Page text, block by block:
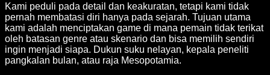
Kami peduli pada detail dan keakuratan, tetapi kami tidak
pernah membatasi diri hanya pada sejarah. Tujuan utama
kami adalah menciptakan game di mana pemain tidak terikat
oleh batasan genre atau skenario dan bisa memilih sendiri
ingin menjadi siapa. Dukun suku nelayan, kepala peneliti
pangkalan bulan, atau raja Mesopotamia.